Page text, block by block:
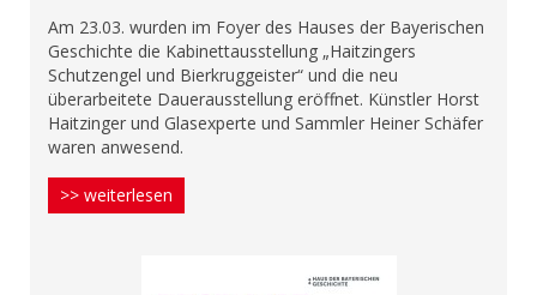
Am 23.03. wurden im Foyer des Hauses der Bayerischen
Geschichte die Kabinettausstellung „Haitzingers
Schutzengel und Bierkruggeister“ und die neu
überarbeitete Dauerausstellung eröffnet. Künstler Horst
Haitzinger und Glasexperte und Sammler Heiner Schäfer
waren anwesend.
>> weiterlesen